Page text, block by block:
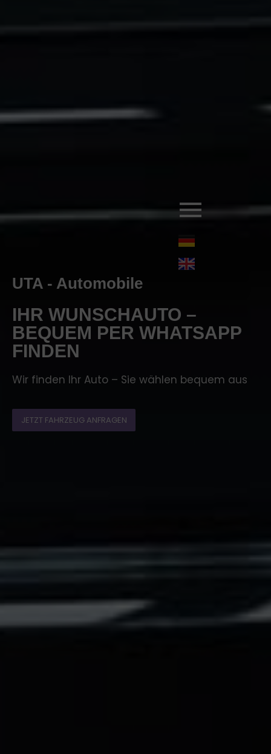
UTA - Automobile
IHR WUNSCHAUTO –
BEQUEM PER WHATSAPP
FINDEN
Wir finden Ihr Auto – Sie wählen bequem aus
JETZT FAHRZEUG ANFRAGEN